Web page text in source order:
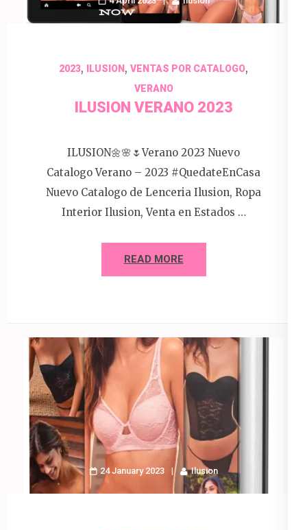
2023, ILUSION , VENTAS POR CATALOGO,
VERANO
ILUSION VERANO 2023
ILUSION🌼🌸🌷Verano 2023 Nuevo
Catalogo Verano – 2023 #QuedateEnCasa
Nuevo Catalogo de Lenceria Ilusion, Ropa
Interior Ilusion, Venta en Estados …
READ MORE
24 January 2023 Ilusion